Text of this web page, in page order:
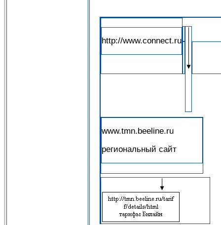
http://www.connect.ru
www.tmn.beeline.ru
региональный сайт